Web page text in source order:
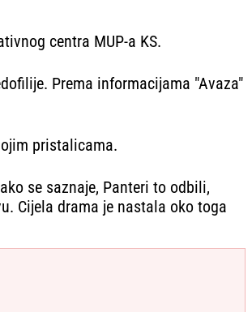
centra MUP-a KS.
Prema informacijama "Avaza"
pristalicama.
se saznaje, Panteri to odbili,
Cijela drama je nastala oko toga